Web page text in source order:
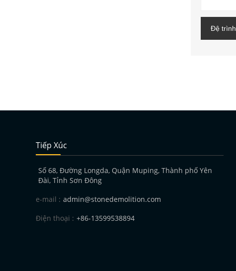
Đệ trình
Tiếp Xúc
Số 68, Đường Longda, Quận Muping, Thành phố Yên
Đài, Tỉnh Sơn Đông
e-mail : admin@stonedemolition.com
Điện thoại : +86-13599538894